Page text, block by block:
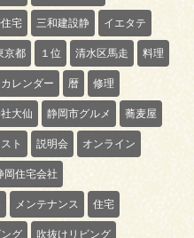
宅 三和建設静 イエタテ
京都 １位 清水区馬走 料理
カレンダー 暦 修理
大仙 静岡市グルメ 蕎麦屋
ト 説明会 オンライン
岡住宅会社
メンテナンス 住宅
ング 吹抜けリビング